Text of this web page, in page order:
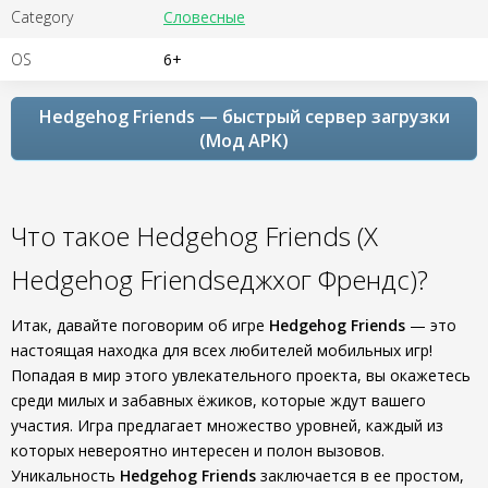
Category Словесные
OS 6+
Hedgehog Friends — быстрый сервер загрузки
(Мод APK)
Что такое Hedgehog Friends (Х
Hedgehog Friendsеджхог Френдс)?
Итак, давайте поговорим об игре Hedgehog Friends — это
настоящая находка для всех любителей мобильных игр!
Попадая в мир этого увлекательного проекта, вы окажетесь
среди милых и забавных ёжиков, которые ждут вашего
участия. Игра предлагает множество уровней, каждый из
которых невероятно интересен и полон вызовов.
Уникальность Hedgehog Friends заключается в ее простом,